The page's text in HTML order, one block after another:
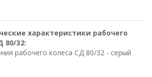
характеристики рабочего
80/32:
рабочего колеса CД 80/32 - серый